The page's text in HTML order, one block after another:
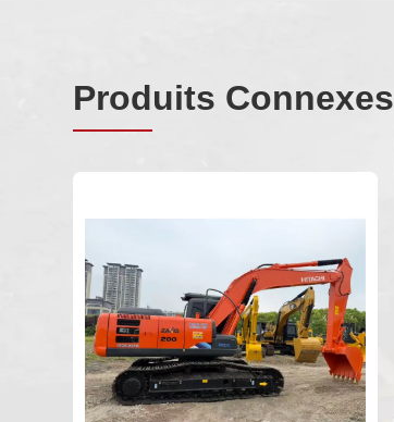
Produits Connexes